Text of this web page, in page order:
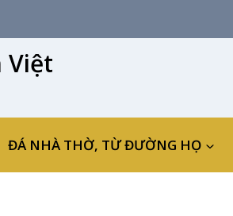
Việt
ĐÁ NHÀ THỜ, TỪ ĐƯỜNG HỌ